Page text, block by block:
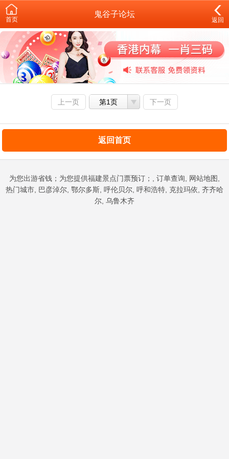
首页
鬼谷子论坛
返回
上一页 第1页 下一页
返回首页
为您出游省钱；为您提供福建景点门票预订；, 订单查询, 网站地图,
热门城市, 巴彦淖尔, 鄂尔多斯, 呼伦贝尔, 呼和浩特, 克拉玛依, 齐齐哈
尔, 乌鲁木齐